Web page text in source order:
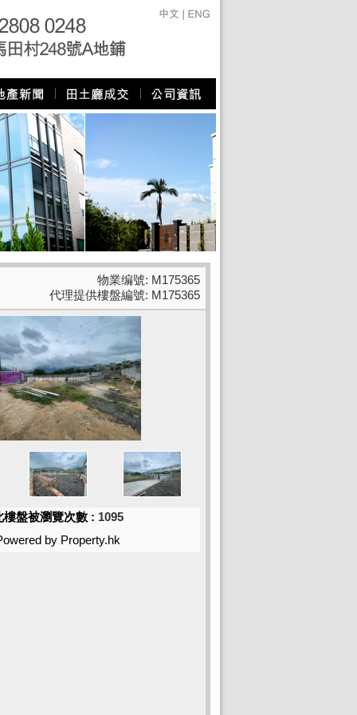
物業编號: M175365
代理提供樓盤編號: M175365
樓盤被瀏覽次數 : 1095
by Property.hk